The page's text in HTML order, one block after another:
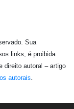
Sua
links, é proibida
direito autoral – artigo
autorais